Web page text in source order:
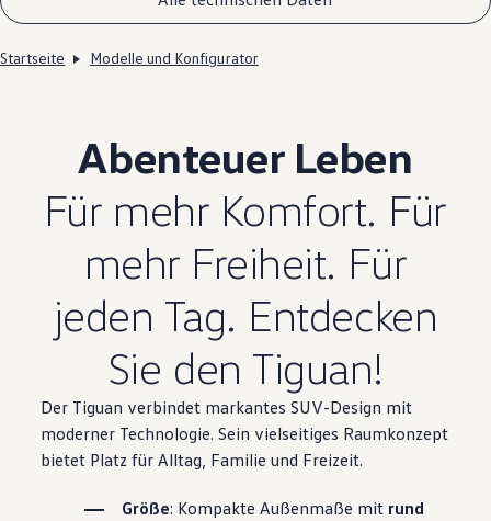
Startseite Modelle und Konfigurator
Abenteuer Leben
Für mehr Komfort. Für
mehr Freiheit. Für
jeden Tag. Entdecken
Sie den Tiguan!
Der Tiguan verbindet markantes SUV-Design mit
moderner Technologie. Sein vielseitiges Raumkonzept
bietet Platz für Alltag, Familie und Freizeit.
Größe: Kompakte Außenmaße mit rund